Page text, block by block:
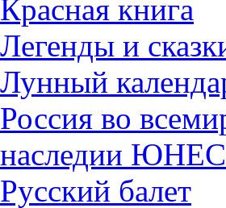
Красная книга
Легенды и
Лунный
Россия во
наследии
Русский балет